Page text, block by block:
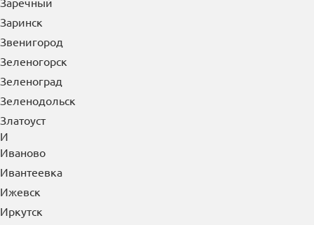
З
Зарайск
Заречный
Заринск
Звенигород
Зеленогорск
Зеленоград
Зеленодольск
Златоуст
И
Иваново
Ивантеевка